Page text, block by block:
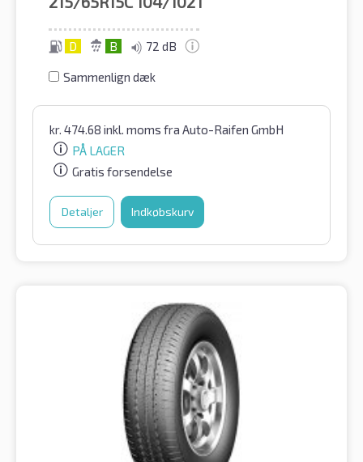
D B 72 dB
Sammenlign dæk
kr. 474.68 inkl. moms fra Auto-Raifen GmbH
PÅ LAGER
Gratis forsendelse
Detaljer Indkøbskurv